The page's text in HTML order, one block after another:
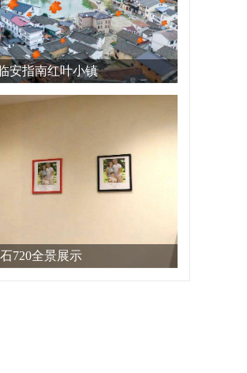
安指南红叶小镇
720全景展示